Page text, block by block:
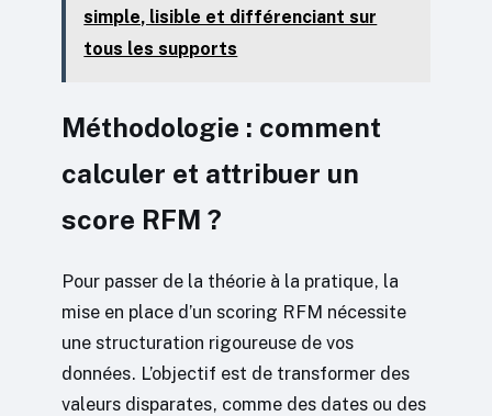
simple, lisible et différenciant sur
tous les supports
Méthodologie : comment
calculer et attribuer un
score RFM ?
Pour passer de la théorie à la pratique, la
mise en place d’un scoring RFM nécessite
une structuration rigoureuse de vos
données. L’objectif est de transformer des
valeurs disparates, comme des dates ou des